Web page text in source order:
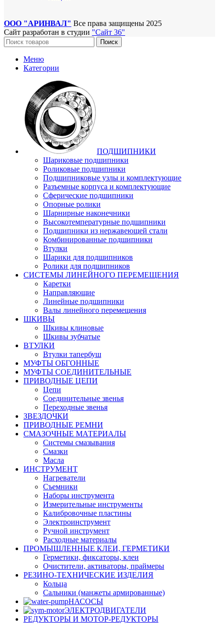
ООО "АРИНВАЛ" Все права защищены 2025
Сайт разработан в студии "Сайт 36"
Поиск
Меню
Категории
ПОДШИПНИКИ
Шариковые подшипники
Роликовые подшипники
Подшипниковые узлы и комплектующие
Разъемные корпуса и комплектующие
Сферические подшипники
Опорные ролики
Шарнирные наконечники
Высокотемпературные подшипники
Подшипники из нержавеющей стали
Комбинированные подшипники
Втулки
Шарики для подшипников
Ролики для подшипников
СИСТЕМЫ ЛИНЕЙНОГО ПЕРЕМЕЩЕНИЯ
Каретки
Направляющие
Линейные подшипники
Валы линейного перемещения
ШКИВЫ
Шкивы клиновые
Шкивы зубчатые
ВТУЛКИ
Втулки тапербуш
МУФТЫ ОБГОННЫЕ
МУФТЫ СОЕДИНИТЕЛЬНЫЕ
ПРИВОДНЫЕ ЦЕПИ
Цепи
Соединительные звенья
Переходные звенья
ЗВЕЗДОЧКИ
ПРИВОДНЫЕ РЕМНИ
СМАЗОЧНЫЕ МАТЕРИАЛЫ
Системы смазывания
Смазки
Масла
ИНСТРУМЕНТ
Нагреватели
Съемники
Наборы инструмента
Измерительные инструменты
Калибровочные пластины
Электроинструмент
Ручной инструмент
Расходные материалы
ПРОМЫШЛЕННЫЕ КЛЕИ, ГЕРМЕТИКИ
Герметики, фиксаторы, клеи
Очистители, активаторы, праймеры
РЕЗИНО-ТЕХНИЧЕСКИЕ ИЗДЕЛИЯ
Кольца
Сальники (манжеты армированные)
НАСОСЫ
ЭЛЕКТРОДВИГАТЕЛИ
РЕДУКТОРЫ И МОТОР-РЕДУКТОРЫ